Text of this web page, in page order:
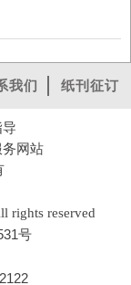
我们 纸刊征订
网站
rights reserved
号